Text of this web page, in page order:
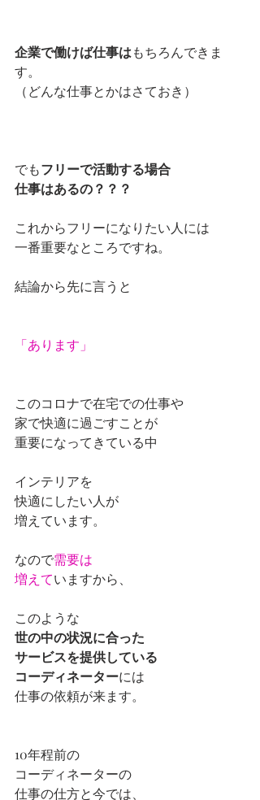
企業で働けば仕事はもちろんできま
す。
（どんな仕事とかはさておき）
でもフリーで活動する場合
仕事はあるの？？？
これからフリーになりたい人には
一番重要なところですね。
結論から先に言うと
「あります」
このコロナで在宅での仕事や
家で快適に過ごすことが
重要になってきている中
インテリアを
快適にしたい人が
増えています。
なので需要は
増えていますから、
このような
世の中の状況に合った
サービスを提供している
コーディネーターには
仕事の依頼が来ます。
10年程前の
コーディネーターの
仕事の仕方と今では、